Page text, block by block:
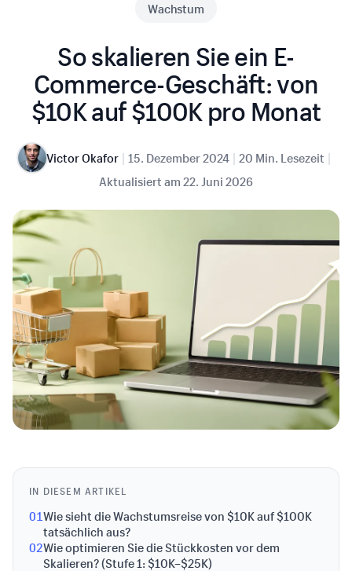
Wachstum
So skalieren Sie ein E-
Commerce-Geschäft: von
$10K auf $100K pro Monat
Victor Okafor | 15. Dezember 2024 | 20 Min. Lesezeit |
Aktualisiert am 22. Juni 2026
IN DIESEM ARTIKEL
01Wie sieht die Wachstumsreise von $10K auf $100K
tatsächlich aus?
02Wie optimieren Sie die Stückkosten vor dem
Skalieren? (Stufe 1: $10K–$25K)